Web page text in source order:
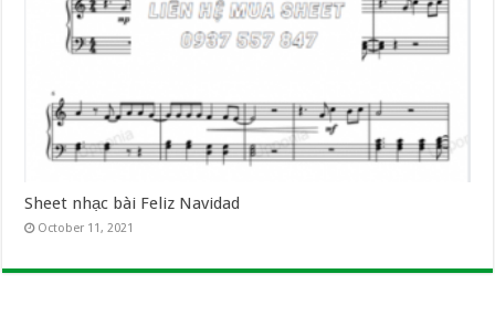
Sheet nhạc bài Feliz Navidad
October 11, 2021